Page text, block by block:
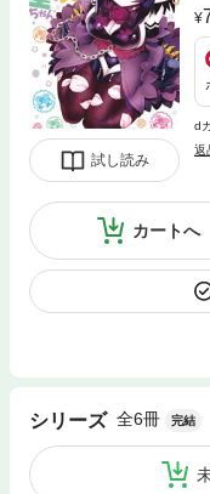
試し読み
d
返
カートへ
シリーズ 全6冊 完結